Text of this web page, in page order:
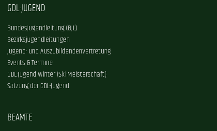
GDL-JUGEND
Bundesjugendleitung (BJL)
Bezirksjugendleitungen
Jugend- und Auszubildendenvertretung
Events & Termine
GDL-Jugend Winter (Ski-Meisterschaft)
Satzung der GDL-Jugend
BEAMTE